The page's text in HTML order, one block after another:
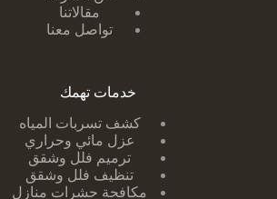
مقالاتنا
تواصل معنا
خدمات تهمك
كشف تسربات ا لمياه
عزل مائي وحراري
ترميم فلل وشقق
تنظيف فلل وشقق
مكافحة حشرات منازل